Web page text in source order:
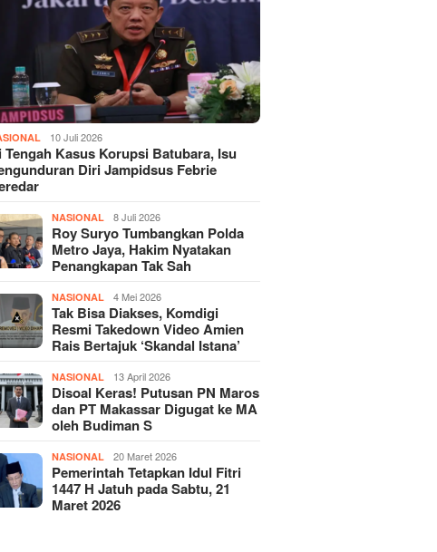
10 Juli 2026
Tengah Kasus Korupsi Batubara, Isu
Diri Jampidsus Febrie
NASIONAL 8 Juli 2026
Roy Suryo Tumbangkan Polda
Metro Jaya, Hakim Nyatakan
Penangkapan Tak Sah
NASIONAL 4 Mei 2026
Tak Bisa Diakses, Komdigi
Resmi Takedown Video Amien
Rais Bertajuk ‘Skandal Istana’
NASIONAL 13 April 2026
Disoal Keras! Putusan PN Maros
dan PT Makassar Digugat ke MA
oleh Budiman S
NASIONAL 20 Maret 2026
Pemerintah Tetapkan Idul Fitri
1447 H Jatuh pada Sabtu, 21
Maret 2026